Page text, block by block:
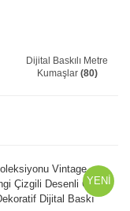
Dijital Baskılı Metre
Kumaşlar (80)
YENİ